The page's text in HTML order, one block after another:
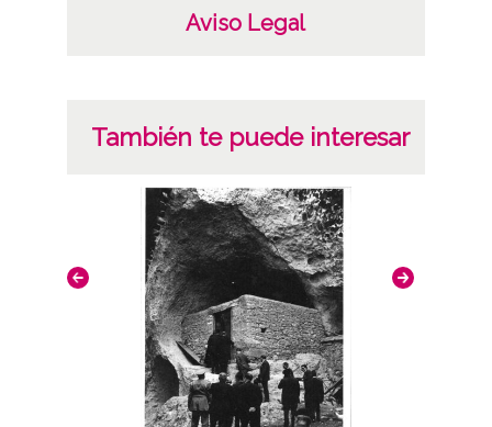
Aviso Legal
También te puede interesar